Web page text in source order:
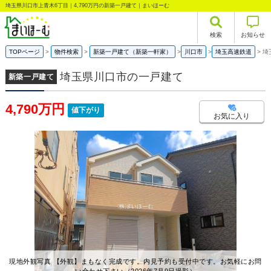
埼玉県川口市上青木6丁目｜4,790万円の新築一戸建て｜まいほーむ
検索 お知らせ
TOPページ 物件検索 新築一戸建て（新築一軒家） 川口市 埼玉高速鉄道 埼
新築一戸建て 埼玉県川口市の一戸建て
4,790万円 値下がり
お気に入り
現地外観写真 【外観】まもなく完成です。内見予約も受付中です。お気軽にお問